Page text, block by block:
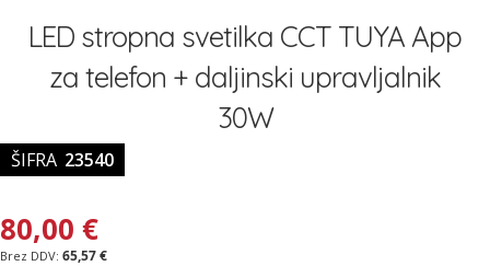
začetekLED stropna svetilka CCT TUYA App
za telefon + daljinski upravljalnik
30W
ŠIFRA 23540
80,00 €
65,57 €